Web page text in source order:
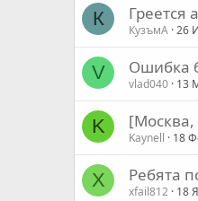
К Греется
КузъмА 26
V Ошибка
vlad040 13
K
Kaynell 18
X Ребята
xfail812 18